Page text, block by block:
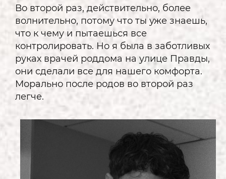
Во второй раз, действительно, более
волнительно, потому что ты уже знаешь,
что к чему и пытаешься все
контролировать. Но я была в заботливых
руках врачей роддома на улице Правды,
они сделали все для нашего комфорта.
Морально после родов во второй раз
легче.